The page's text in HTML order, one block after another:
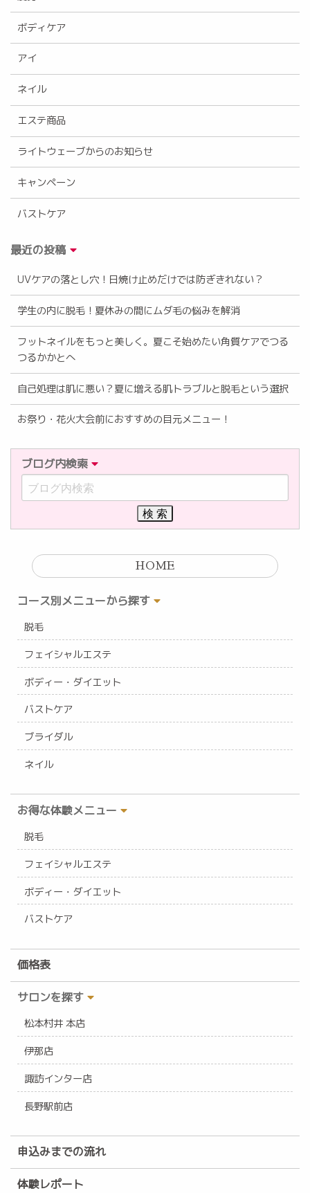
ボディケア
アイ
ネイル
エステ商品
ライトウェーブからのお知らせ
キャンペーン
バストケア
最近の投稿
UVケアの落とし穴！日焼け止めだけでは防ぎきれない？
学生の内に脱毛！夏休みの間にムダ毛の悩みを解消
フットネイルをもっと美しく。夏こそ始めたい角質ケアでつる
つるかかとへ
自己処理は肌に悪い？夏に増える肌トラブルと脱毛という選択
お祭り・花火大会前におすすめの目元メニュー！
ブログ内検索
HOME
コース別メニューから探す
脱毛
フェイシャルエステ
ボディー・ダイエット
バストケア
ブライダル
ネイル
お得な体験メニュー
脱毛
フェイシャルエステ
ボディー・ダイエット
バストケア
価格表
サロンを探す
松本村井 本店
伊那店
諏訪インター店
長野駅前店
申込みまでの流れ
体験レポート